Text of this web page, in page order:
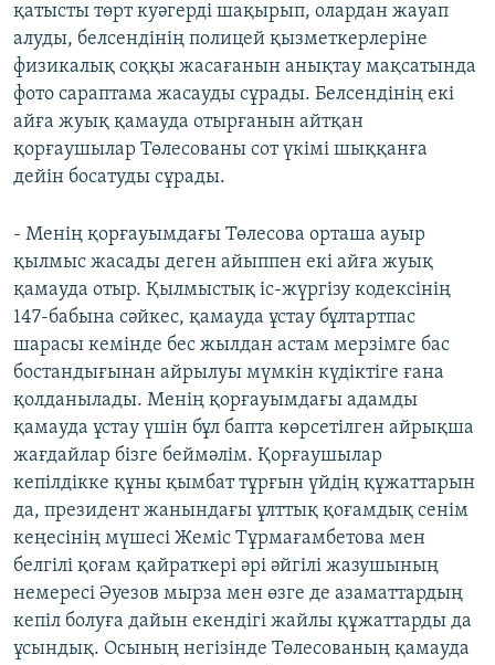
қатысты төрт куәгерді шақырып, олардан жауап
алуды, белсендінің полицей қызметкерлеріне
физикалық соққы жасағанын анықтау мақсатында
фото сараптама жасауды сұрады. Белсендінің екі
айға жуық қамауда отырғанын айтқан
қорғаушылар Төлесованы сот үкімі шыққанға
дейін босатуды сұрады.
- Менің қорғауымдағы Төлесова орташа ауыр
қылмыс жасады деген айыппен екі айға жуық
қамауда отыр. Қылмыстық іс-жүргізу кодексінің
147-бабына сәйкес, қамауда ұстау бұлтартпас
шарасы кемінде бес жылдан астам мерзімге бас
бостандығынан айрылуы мүмкін күдіктіге ғана
қолданылады. Менің қорғауымдағы адамды
қамауда ұстау үшін бұл бапта көрсетілген айрықша
жағдайлар бізге беймәлім. Қорғаушылар
кепілдікке құны қымбат тұрғын үйдің құжаттарын
да, президент жанындағы ұлттық қоғамдық сенім
кеңесінің мүшесі Жеміс Тұрмағамбетова мен
белгілі қоғам қайраткері әрі әйгілі жазушының
немересі Әуезов мырза мен өзге де азаматтардың
кепіл болуға дайын екендігі жайлы құжаттарды да
ұсындық. Осының негізінде Төлесованың қамауда